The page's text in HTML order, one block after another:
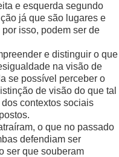
e esquerda segundo
já que são lugares e
isso, podem ser de
e distinguir o que
na visão de
se possível perceber o
de visão do que tal
contextos sociais
o que no passado
defendiam ser
ser que souberam